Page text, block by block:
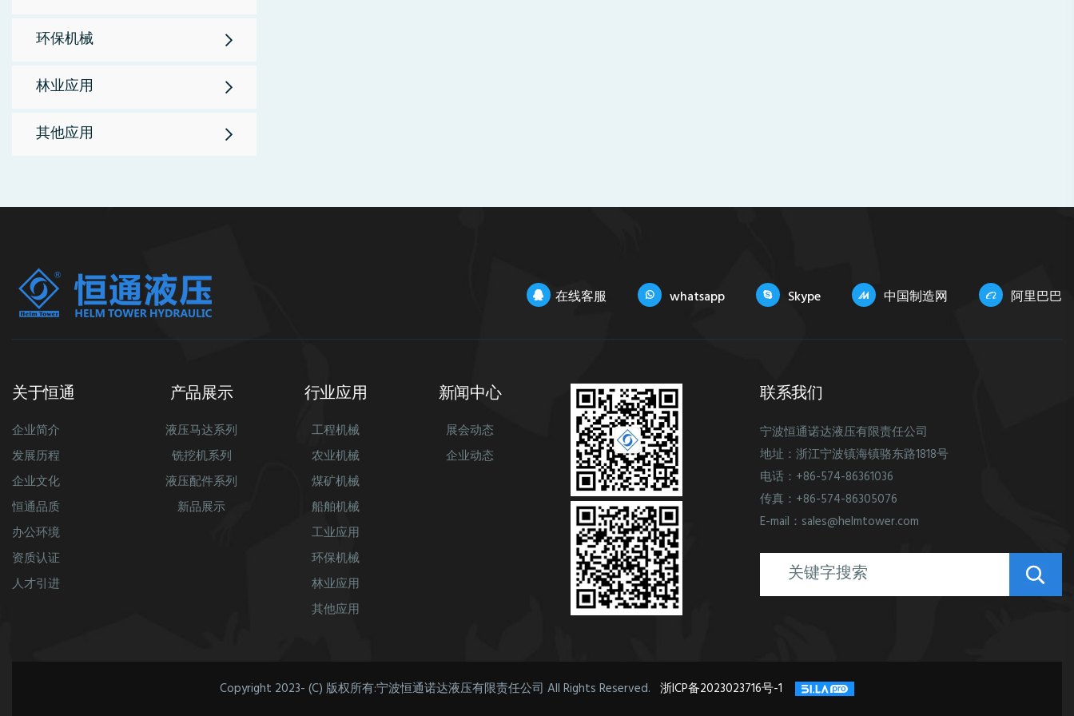
环保机械
林业应用
其他应用
在线客服 whatsapp Skype 中国制造网 阿里巴巴
关于恒通
企业简介
发展历程
企业文化
恒通品质
办公环境
资质认证
人才引进
产品展示
液压马达系列
铣挖机系列
液压配件系列
新品展示
行业应用
工程机械
农业机械
煤矿机械
船舶机械
工业应用
环保机械
林业应用
其他应用
新闻中心
展会动态
企业动态
联系我们
宁波恒通诺达液压有限责任公司
地址：浙江宁波镇海镇骆东路1818号
电话：+86-574-86361036
传真：+86-574-86305076
E-mail：sales@helmtower.com
Copyright 2023- (C) 版权所有:宁波恒通诺达液压有限责任公司 All Rights Reserved. 浙ICP备2023023716号-1